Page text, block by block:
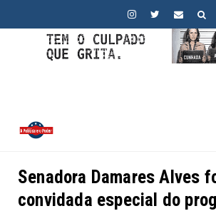
Senadora Damares Alves
convidada especial do